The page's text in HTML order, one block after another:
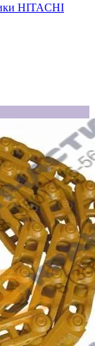
HITACHI